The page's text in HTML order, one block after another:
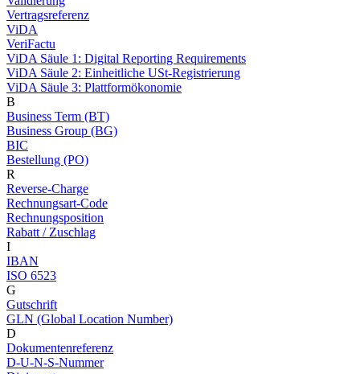
Vertragsreferenz
ViDA
VeriFactu
ViDA Säule 1: Digital Reporting Requirements
ViDA Säule 2: Einheitliche USt-Registrierung
ViDA Säule 3: Plattformökonomie
B
Business Term (BT)
Business Group (BG)
BIC
Bestellung (PO)
R
Reverse-Charge
Rechnungsart-Code
Rechnungsposition
Rabatt / Zuschlag
I
IBAN
ISO 6523
G
Gutschrift
GLN (Global Location Number)
D
Dokumentenreferenz
D-U-N-S-Nummer